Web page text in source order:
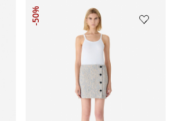
Для нее
-50%